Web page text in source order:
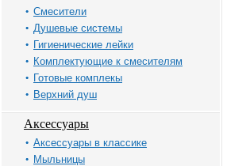
Смесители
Душевые системы
Гигиенические лейки
Комплектующие к смесителям
Готовые комплекы
Верхний душ
Аксессуары
Аксессуары в классике
Мыльницы